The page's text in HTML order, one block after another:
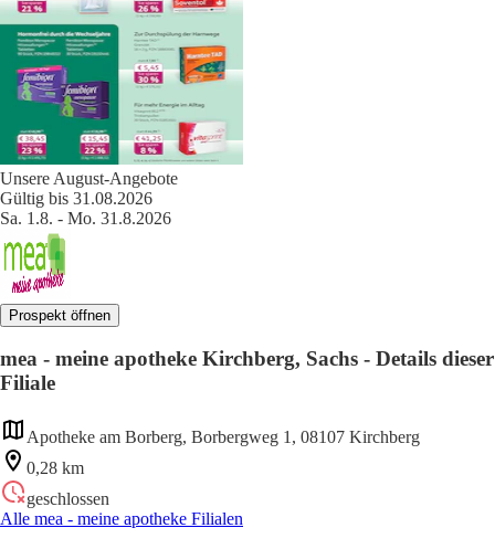
Unsere August-Angebote
Gültig bis 31.08.2026
Sa. 1.8. - Mo. 31.8.2026
Prospekt öffnen
mea - meine apotheke Kirchberg, Sachs - Details dieser
Filiale
Apotheke am Borberg, Borbergweg 1, 08107 Kirchberg
0,28 km
geschlossen
Alle mea - meine apotheke Filialen